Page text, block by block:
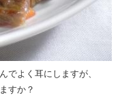
でよく耳にしますが、
すか？